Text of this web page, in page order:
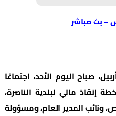
– بث مباشر
صباح اليوم الأحد، اجتماعًا
مالي لبلدية الناصرة،
ونائب المدير العام، ومسؤولة